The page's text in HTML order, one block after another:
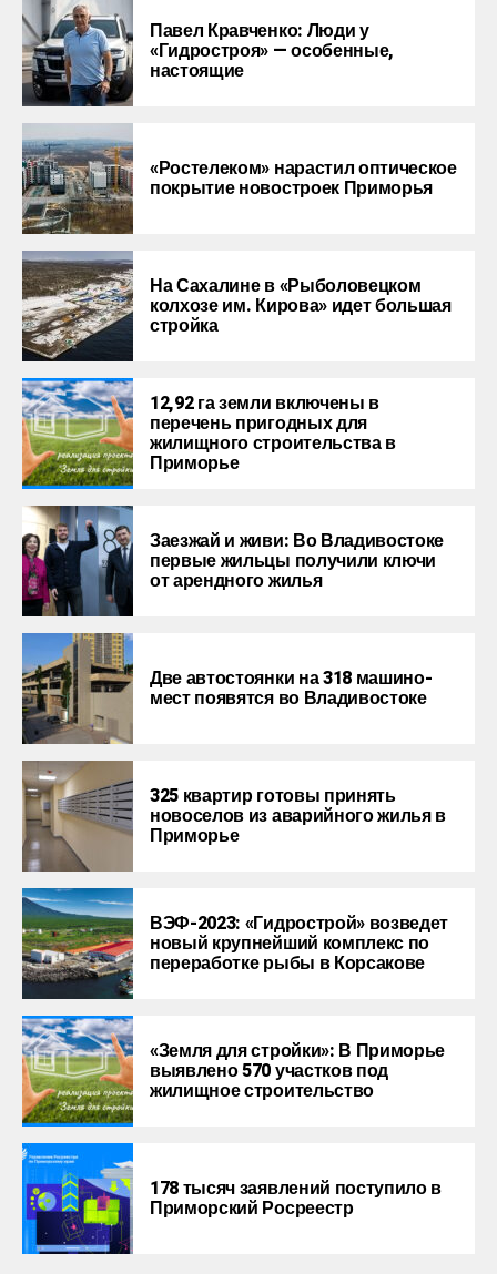
Павел Кравченко: Люди у
«Гидростроя» — особенные,
настоящие
«Ростелеком» нарастил оптическое
покрытие новостроек Приморья
На Сахалине в «Рыболовецком
колхозе им. Кирова» идет большая
стройка
12,92 га земли включены в
перечень пригодных для
жилищного строительства в
Приморье
Заезжай и живи: Во Владивостоке
первые жильцы получили ключи
от арендного жилья
Две автостоянки на 318 машино-
мест появятся во Владивостоке
325 квартир готовы принять
новоселов из аварийного жилья в
Приморье
ВЭФ-2023: «Гидрострой» возведет
новый крупнейший комплекс по
переработке рыбы в Корсакове
«Земля для стройки»: В Приморье
выявлено 570 участков под
жилищное строительство
178 тысяч заявлений поступило в
Приморский Росреестр